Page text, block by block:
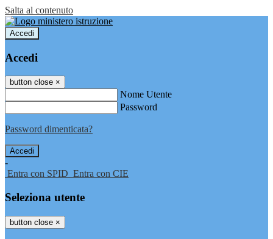
Salta al contenuto
Accedi
Accedi
button close ×
Nome Utente
Password
Password dimenticata?
-
Entra con SPID Entra con CIE
Seleziona utente
button close ×